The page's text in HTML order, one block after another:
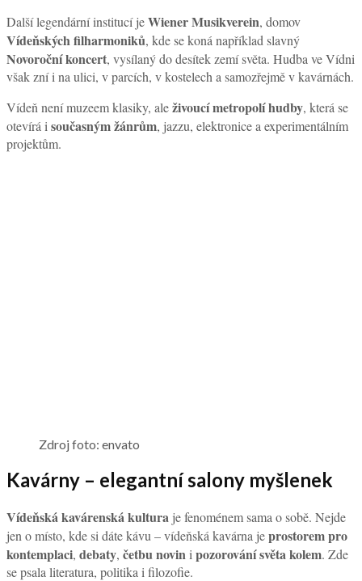
Další legendární institucí jeWiener Musikverein, domov
Vídeňských filharmoniků, kde se koná například slavný
Novoroční koncert, vysílaný do desítek zemí světa. Hudba ve Vídni
však zní i na ulici, v parcích, v kostelech a samozřejmě v kavárnách.
Vídeň není muzeem klasiky, aleživoucí metropolí hudby, která se
otevírá i současným žánrům, jazzu, elektronice a experimentálním
projektům.
Zdroj foto: envato
Kavárny – elegantní salony myšlenek
Vídeňská kavárenská kultura je fenoménem sama o sobě. Nejde
jen o místo, kde si dáte kávu – vídeňská kavárna jeprostorem pro
kontemplaci, debaty, četbu novin i pozorování světa kolem. Zde
se psala literatura, politika i filozofie.